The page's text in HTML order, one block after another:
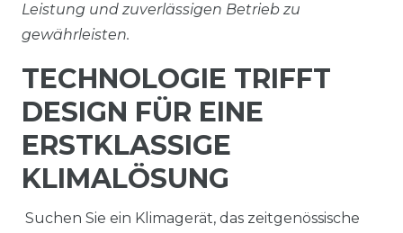
Leistung und zuverlässigen Betrieb zu
gewährleisten.
TECHNOLOGIE TRIFFT
DESIGN FÜR EINE
ERSTKLASSIGE
KLIMALÖSUNG
Suchen Sie ein Klimagerät, das zeitgenössische